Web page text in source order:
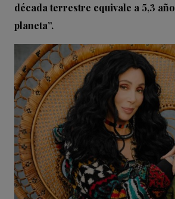
década terrestre equivale a 5,3
planeta”.